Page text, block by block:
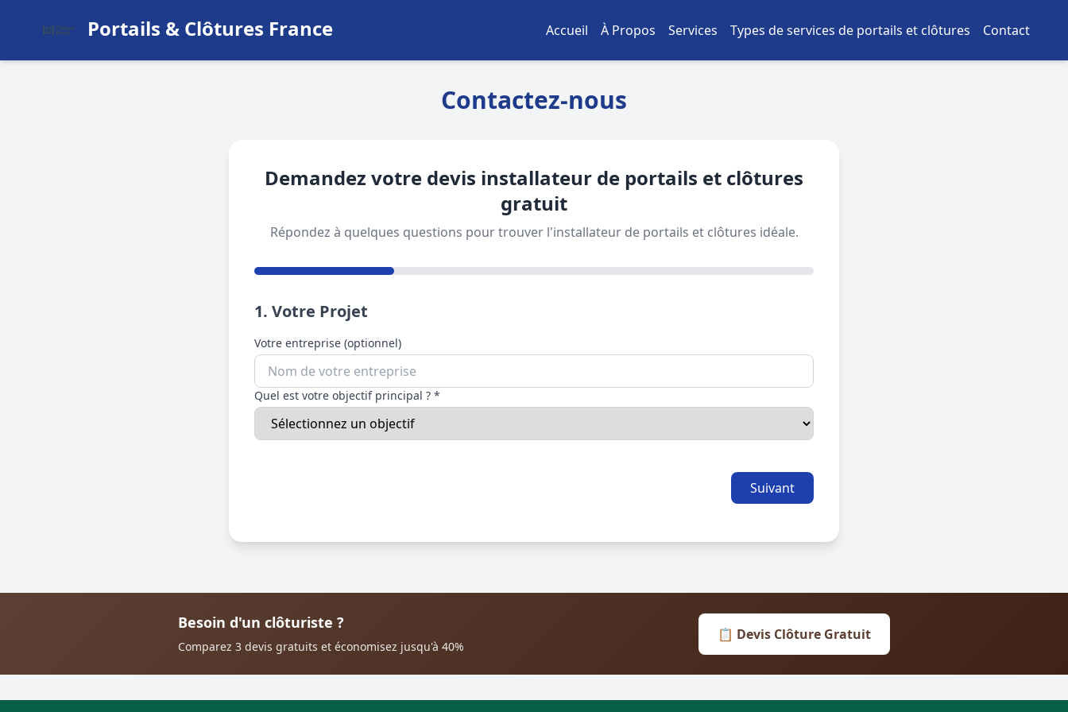
Portails & Clôtures France Accueil À Propos Services Types de services de portails et clôtures Contact
Contactez-nous
Demandez votre devis installateur de portails et clôtures
gratuit
Répondez à quelques questions pour trouver l'installateur de portails et clôtures idéale.
1. Votre Projet
Votre entreprise (optionnel)
Quel est votre objectif principal ? *
Suivant
Besoin d'un clôturiste ?
Comparez 3 devis gratuits et économisez jusqu'à 40%
📋 Devis Clôture Gratuit